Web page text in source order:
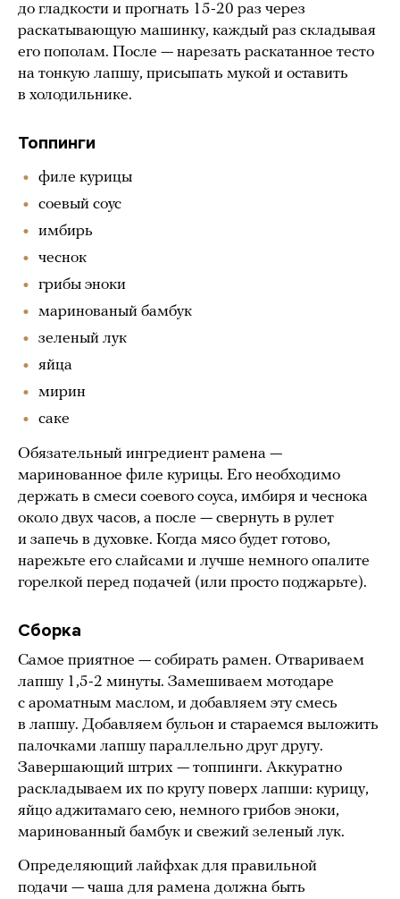
до гладкости и прогнать 15-20 раз через
раскатывающую машинку, каждый раз складывая
его пополам. После — нарезать раскатанное тесто
на тонкую лапшу, присыпать мукой и оставить
в холодильнике.
Топпинги
филе курицы
соевый соус
имбирь
чеснок
грибы эноки
маринованый бамбук
зеленый лук
яйца
мирин
саке
Обязательный ингредиент рамена —
маринованное филе курицы. Его необходимо
держать в смеси соевого соуса, имбиря и чеснока
около двух часов, а после — свернуть в рулет
и запечь в духовке. Когда мясо будет готово,
нарежьте его слайсами и лучше немного опалите
горелкой перед подачей (или просто поджарьте).
Сборка
Самое приятное — собирать рамен. Отвариваем
лапшу 1,5-2 минуты. Замешиваем мотодаре
с ароматным маслом, и добавляем эту смесь
в лапшу. Добавляем бульон и стараемся выложить
палочками лапшу параллельно друг другу.
Завершающий штрих — топпинги. Аккуратно
раскладываем их по кругу поверх лапши: курицу,
яйцо аджитамаго сею, немного грибов эноки,
маринованный бамбук и свежий зеленый лук.
Определяющий лайфхак для правильной
подачи — чаша для рамена должна быть